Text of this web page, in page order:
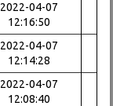
2022-04-07
12:16:50
2022-04-07
12:14:28
2022-04-07
12:08:40